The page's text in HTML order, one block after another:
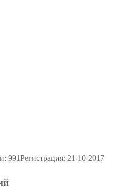
991Регистрация: 21-10-2017